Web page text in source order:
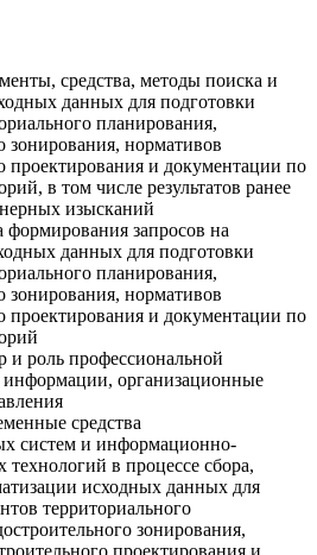
средства, методы поиска и
данных для подготовки
планирования,
зонирования, нормативов
проектирования и документации по
в том числе результатов ранее
изысканий
запросов на
данных для подготовки
планирования,
зонирования, нормативов
проектирования и документации по
и роль профессиональной
информации, организационные
средства
систем и информационно-
в процессе сбора,
исходных данных для
территориального
зонирования,